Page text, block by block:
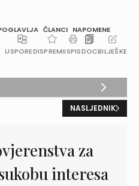
ČLANCI NAPOMENE
USPOREDISPREMIISPISDOCBILJEŠKE
NASLJEDNIK
za
interesa